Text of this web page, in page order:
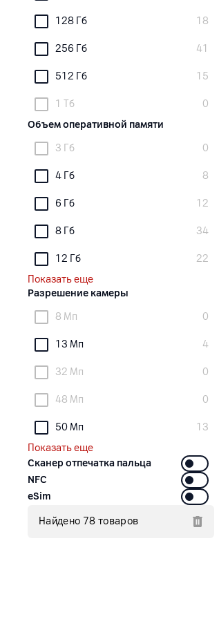
128 Гб 18
256 Гб 41
512 Гб 15
1 Тб
0
Объем оперативной памяти
3 Гб
0
4 Гб 8
6 Гб 12
8 Гб 34
12 Гб
22
Показать еще
Разрешение камеры
8 Мп
0
13 Мп 4
32 Мп 0
48 Мп 0
50 Мп
13
Показать еще
Сканер отпечатка пальца
NFC
eSim
Найдено 78 товаров